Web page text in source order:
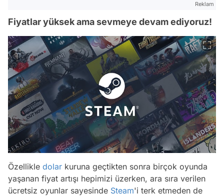
Reklam
Fiyatlar yüksek ama sevmeye devam ediyoruz!
Özellikle dolar kuruna geçtikten sonra birçok oyunda
yaşanan fiyat artışı hepimizi üzerken, ara sıra verilen
ücretsiz oyunlar sayesinde Steam'i terk etmeden de